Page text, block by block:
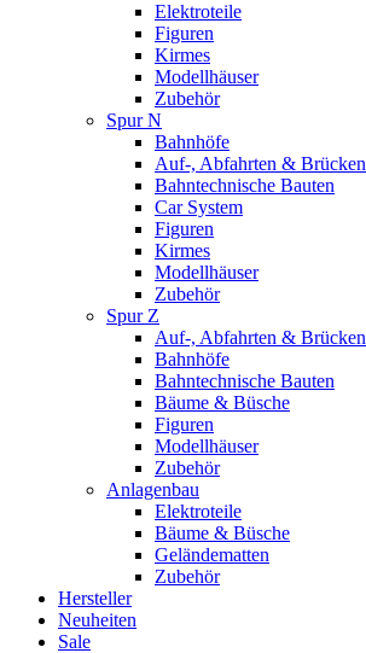
Elektroteile
Figuren
Kirmes
Modellhäuser
Zubehör
Spur N
Bahnhöfe
Auf-, Abfahrten & Brücken
Bahntechnische Bauten
Car System
Figuren
Kirmes
Modellhäuser
Zubehör
Spur Z
Auf-, Abfahrten & Brücken
Bahnhöfe
Bahntechnische Bauten
Bäume & Büsche
Figuren
Modellhäuser
Zubehör
Anlagenbau
Elektroteile
Bäume & Büsche
Geländematten
Zubehör
Hersteller
Neuheiten
Sale